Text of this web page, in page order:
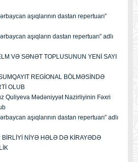
aşıqlarının dastan repertuarı”
aşıqların dastan repertuarı” adlı
VƏ SƏNƏT TOPLUSUNUN YENİ SAYI
REGİONAL BÖLMƏSİNDƏ
OLUB
Quliyeva Mədəniyyət Nazirliyinin Fəxri
aşıqlarının dastan repertuarı” adlı
BİRLİYİ NİYƏ HƏLƏ DƏ KİRAYƏDƏ